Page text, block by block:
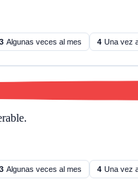
3 Algunas veces al mes 4 Una vez
3 Algunas veces al mes 4 Una vez